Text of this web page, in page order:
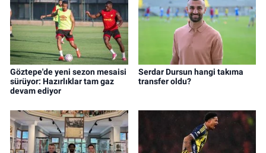
Göztepe'de yeni sezon mesaisi
sürüyor: Hazırlıklar tam gaz
devam ediyor
Serdar Dursun hangi takıma
transfer oldu?